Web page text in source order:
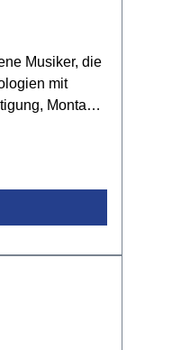
Musiker, die
mit
Montage
und